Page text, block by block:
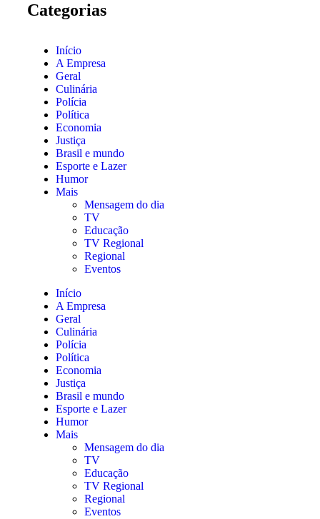
Categorias
Início
A Empresa
Geral
Culinária
Polícia
Política
Economia
Justiça
Brasil e mundo
Esporte e Lazer
Humor
Mais
Mensagem do dia
TV
Educação
TV Regional
Regional
Eventos
Início
A Empresa
Geral
Culinária
Polícia
Política
Economia
Justiça
Brasil e mundo
Esporte e Lazer
Humor
Mais
Mensagem do dia
TV
Educação
TV Regional
Regional
Eventos